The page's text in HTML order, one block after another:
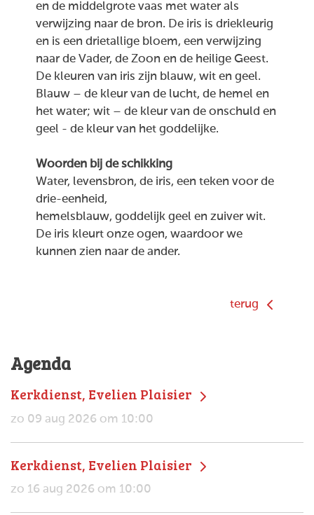
en de middelgrote vaas met water als
verwijzing naar de bron. De iris is driekleurig
en is een drietallige bloem, een verwijzing
naar de Vader, de Zoon en de heilige Geest.
De kleuren van iris zijn blauw, wit en geel.
Blauw – de kleur van de lucht, de hemel en
het water; wit – de kleur van de onschuld en
geel - de kleur van het goddelijke.
Woorden bij de schikking
Water, levensbron, de iris, een teken voor de
drie-eenheid,
hemelsblauw, goddelijk geel en zuiver wit.
De iris kleurt onze ogen, waardoor we
kunnen zien naar de ander.
terug
Agenda
Kerkdienst, Evelien Plaisier
zo 09 aug 2026 om 10:00
Kerkdienst, Evelien Plaisier
zo 16 aug 2026 om 10:00